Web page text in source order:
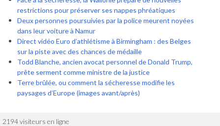
restrictions pour préserver ses nappes phréatiques
Deux personnes poursuivies par la police meurent noyées
dans leur voiture à Namur
Direct vidéo Euro d’athlétisme à Birmingham : des Belges
sur la piste avec des chances de médaille
Todd Blanche, ancien avocat personnel de Donald Trump,
prête serment comme ministre de la justice
Terre brûlée, ou comment la sécheresse modifie les
paysages d’Europe (images avant/après)
2194 visiteurs en ligne